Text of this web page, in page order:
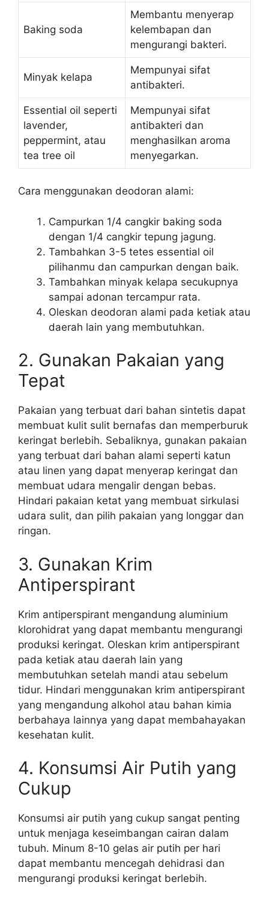
Baking soda
Membantu menyerap
kelembapan dan
mengurangi bakteri.
Minyak kelapa
Mempunyai sifat
antibakteri.
Essential oil seperti
lavender,
peppermint, atau
tea tree oil
Mempunyai sifat
antibakteri dan
menghasilkan aroma
menyegarkan.
Cara menggunakan deodoran alami:
Campurkan 1/4 cangkir baking soda
dengan 1/4 cangkir tepung jagung.
Tambahkan 3-5 tetes essential oil
pilihanmu dan campurkan dengan baik.
Tambahkan minyak kelapa secukupnya
sampai adonan tercampur rata.
Oleskan deodoran alami pada ketiak atau
daerah lain yang membutuhkan.
2. Gunakan Pakaian yang
Tepat
Pakaian yang terbuat dari bahan sintetis dapat
membuat kulit sulit bernafas dan memperburuk
keringat berlebih. Sebaliknya, gunakan pakaian
yang terbuat dari bahan alami seperti katun
atau linen yang dapat menyerap keringat dan
membuat udara mengalir dengan bebas.
Hindari pakaian ketat yang membuat sirkulasi
udara sulit, dan pilih pakaian yang longgar dan
ringan.
3. Gunakan Krim
Antiperspirant
Krim antiperspirant mengandung aluminium
klorohidrat yang dapat membantu mengurangi
produksi keringat. Oleskan krim antiperspirant
pada ketiak atau daerah lain yang
membutuhkan setelah mandi atau sebelum
tidur. Hindari menggunakan krim antiperspirant
yang mengandung alkohol atau bahan kimia
berbahaya lainnya yang dapat membahayakan
kesehatan kulit.
4. Konsumsi Air Putih yang
Cukup
Konsumsi air putih yang cukup sangat penting
untuk menjaga keseimbangan cairan dalam
tubuh. Minum 8-10 gelas air putih per hari
dapat membantu mencegah dehidrasi dan
mengurangi produksi keringat berlebih.